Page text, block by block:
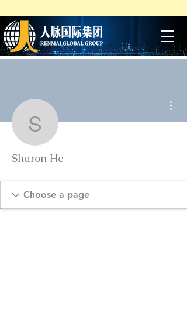
Sharon He
Sharon He